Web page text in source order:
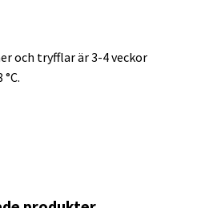
och tryfflar är 3-4 veckor